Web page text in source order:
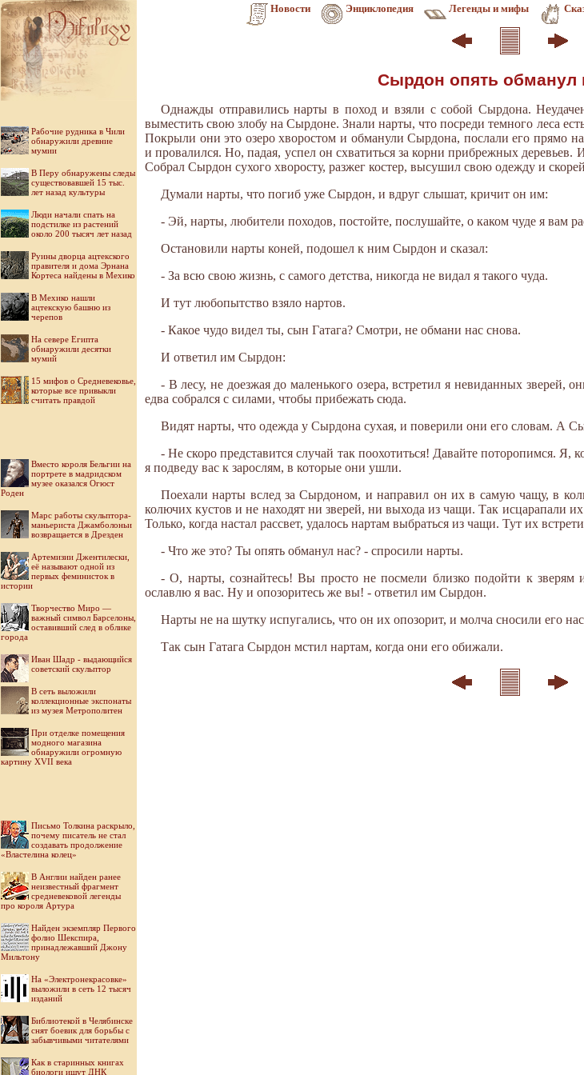
Новости Энциклопедия Легенды и мифы
Рабочие рудника в Чили
обнаружили древние
мумии
В Перу обнаружены следы
существовавшей 15 тыс.
лет назад культуры
Люди начали спать на
подстилке из растений
около 200 тысяч лет назад
Руины дворца ацтекского
правителя и дома Эрнана
Кортеса найдены в Мехико
В Мехико нашли
ацтекскую башню из
черепов
На севере Египта
обнаружили десятки
мумий
15 мифов о Средневековье,
которые все привыкли
считать правдой
Вместо короля Бельгии на
портрете в мадридском
музее оказался Огюст
Роден
Марс работы скульптора-
маньериста Джамболоньи
возвращается в Дрезден
Артемизии Джентилески,
её называют одной из
первых феминисток в
истории
Творчество Миро —
важный символ Барселоны,
оставивший след в облике
города
Иван Шадр - выдающийся
советский скульптор
В сеть выложили
коллекционные экспонаты
из музея Метрополитен
При отделке помещения
модного магазина
обнаружили огромную
картину XVII века
Письмо Толкина раскрыло,
почему писатель не стал
создавать продолжение
«Властелина колец»
В Англии найден ранее
неизвестный фрагмент
средневековой легенды
про короля Артура
Найден экземпляр Первого
фолио Шекспира,
принадлежавший Джону
Мильтону
На «Электронекрасовке»
выложили в сеть 12 тысяч
изданий
Библиотекой в Челябинске
снят боевик для борьбы с
забывчивыми читателями
Как в старинных книгах
биологи ищут ДНК
Сырдон опять обманул
Однажды отправились нарты в поход и взяли с собой Сырдона.
выместить свою злобу на Сырдоне. Знали нарты, что посреди темного леса
Покрыли они это озеро хворостом и обманули Сырдона, послали его прямо
и провалился. Но, падая, успел он схватиться за корни прибрежных деревьев.
Собрал Сырдон сухого хворосту, разжег костер, высушил свою одежду и
Думали нарты, что погиб уже Сырдон, и вдруг слышат, кричит он им:
- Эй, нарты, любители походов, постойте, послушайте, о каком чуде я вам
Остановили нарты коней, подошел к ним Сырдон и сказал:
- За всю свою жизнь, с самого детства, никогда не видал я такого чуда.
И тут любопытство взяло нартов.
- Какое чудо видел ты, сын Гатага? Смотри, не обмани нас снова.
И ответил им Сырдон:
- В лесу, не доезжая до маленького озера, встретил я невиданных зверей,
едва собрался с силами, чтобы прибежать сюда.
Видят нарты, что одежда у Сырдона сухая, и поверили они его словам. А
- Не скоро представится случай так поохотиться! Давайте поторопимся.
я подведу вас к зарослям, в которые они ушли.
Поехали нарты вслед за Сырдоном, и направил он их в самую чащу, в
колючих кустов и не находят ни зверей, ни выхода из чащи. Так исцарапали
Только, когда настал рассвет, удалось нартам выбраться из чащи. Тут их
- Что же это? Ты опять обманул нас? - спросили нарты.
- О, нарты, сознайтесь! Вы просто не посмели близко подойти к зверям
ославлю я вас. Ну и опозоритесь же вы! - ответил им Сырдон.
Нарты не на шутку испугались, что он их опозорит, и молча сносили его
Так сын Гатага Сырдон мстил нартам, когда они его обижали.